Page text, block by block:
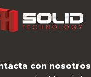
con nosotros